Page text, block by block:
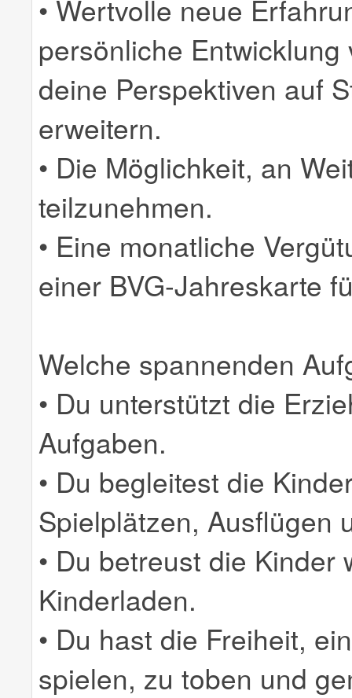
• Wertvolle neue
persönliche
deine Perspektiven auf
erweitern.
• Die Möglichkeit, an
teilzunehmen.
• Eine monatliche
einer BVG-Jahreskarte
Welche spannenden
• Du unterstützt die
Aufgaben.
• Du begleitest die
Spielplätzen, Ausflügen
• Du betreust die
Kinderladen.
• Du hast die Freiheit,
spielen, zu toben und